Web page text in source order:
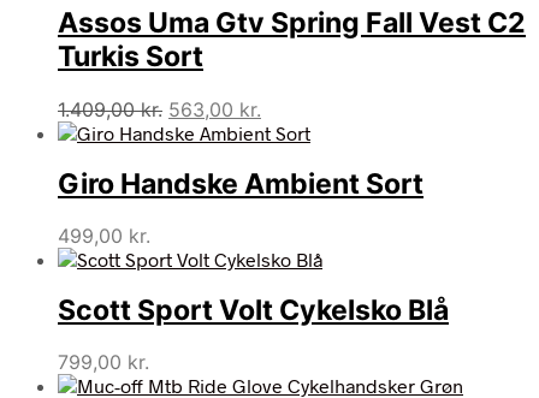
Assos Uma Gtv Spring Fall Vest C2
Turkis Sort
1.409,00kr. Den
oprindelige
var:
1.409,00 kr..
563,00 kr.
aktuelle
er:
563,00 kr..
Giro Handske Ambient Sort
499,00 kr.
Scott Sport Volt Cykelsko Blå
799,00 kr.